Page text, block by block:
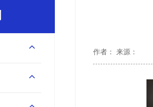
作者： 来源：